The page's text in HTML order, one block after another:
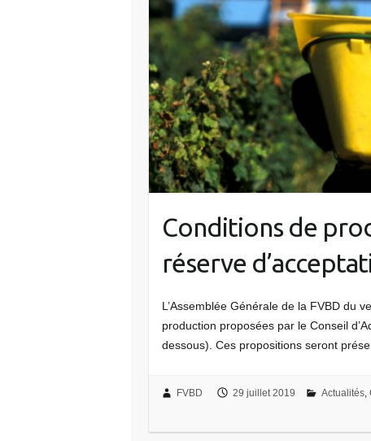
Conditions de
réserve
L’Assemblée Générale de la FVBD du
production proposées par le Conseil
dessous). Ces propositions seront
FVBD 29 juillet 2019 Actualités ,